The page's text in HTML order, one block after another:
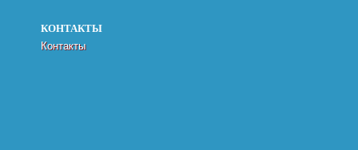
КОНТАКТЫ
Контакты